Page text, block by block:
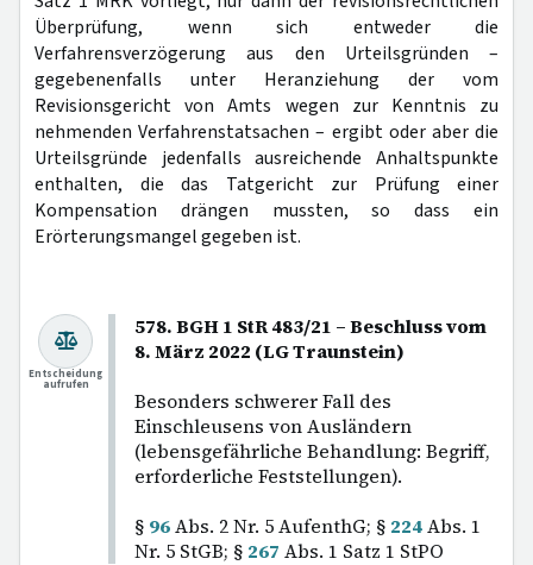
Überprüfung, wenn sich entweder die
Verfahrensverzögerung aus den Urteilsgründen –
gegebenenfalls unter Heranziehung der vom
Revisionsgericht von Amts wegen zur Kenntnis zu
nehmenden Verfahrenstatsachen – ergibt oder aber die
Urteilsgründe jedenfalls ausreichende Anhaltspunkte
enthalten, die das Tatgericht zur Prüfung einer
Kompensation drängen mussten, so dass ein
Erörterungsmangel gegeben ist.
578. BGH 1 StR 483/21 – Beschluss vom
8. März 2022 (LG Traunstein)
Besonders schwerer Fall des
Einschleusens von Ausländern
(lebensgefährliche Behandlung: Begriff,
erforderliche Feststellungen).
§ 96Abs. 2 Nr. 5 AufenthG; § 224Abs. 1
Nr. 5 StGB; § 267 Abs. 1 Satz 1 StPO
Entscheidung
aufrufen